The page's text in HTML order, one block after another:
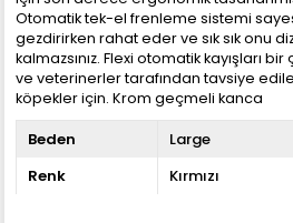
Otomatik tek-el frenleme sistemi
gezdirirken rahat eder ve sık sık onu
kalmazsınız. Flexi otomatik kayışları
ve veterinerler tarafından tavsiye
köpekler için. Krom geçmeli kanca
Beden
Large
Renk
Kırmızı